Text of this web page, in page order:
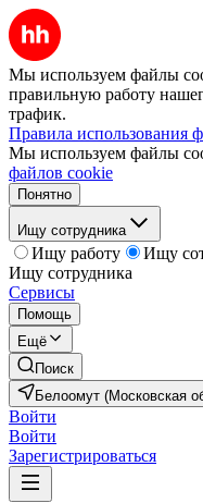
Мы используем файлы
правильную работу
трафик.
Правила использования
Мы используем файлы
файлов cookie
Понятно
Ищу сотрудника
Ищу работу
Ищу
Ищу сотрудника
Сервисы
Помощь
Ещё
Поиск
Белоомут (Московская
Войти
Войти
Зарегистрироваться